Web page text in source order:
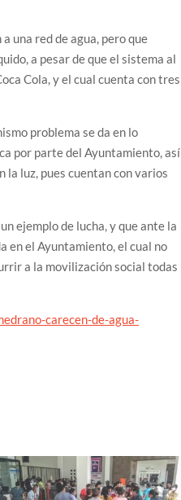
una red de agua, pero que
a pesar de que el sistema al
Cola, y el cual cuenta con tres
problema se da en lo
por parte del Ayuntamiento, así
la luz, pues cuentan con varios
ejemplo de lucha, y que ante la
en el Ayuntamiento, el cual no
a la movilización social todas
carecen-de-agua-